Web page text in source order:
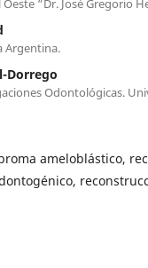
“Dr. José Gregorio
Argentina.
Dorrego
Odontológicas.
ameloblástico,